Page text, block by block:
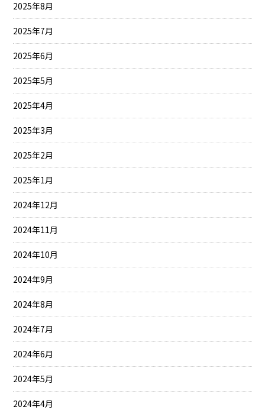
2025年8月
2025年7月
2025年6月
2025年5月
2025年4月
2025年3月
2025年2月
2025年1月
2024年12月
2024年11月
2024年10月
2024年9月
2024年8月
2024年7月
2024年6月
2024年5月
2024年4月